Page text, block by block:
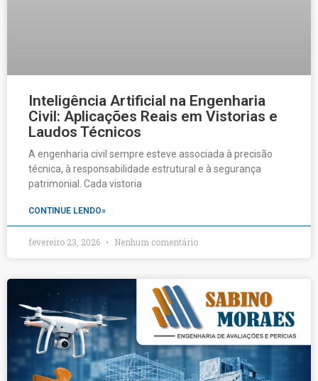
Inteligência Artificial na Engenharia
Civil: Aplicações Reais em Vistorias e
Laudos Técnicos
A engenharia civil sempre esteve associada à precisão
técnica, à responsabilidade estrutural e à segurança
patrimonial. Cada vistoria
CONTINUE LENDO»
fevereiro 23, 2026 Nenhum comentário